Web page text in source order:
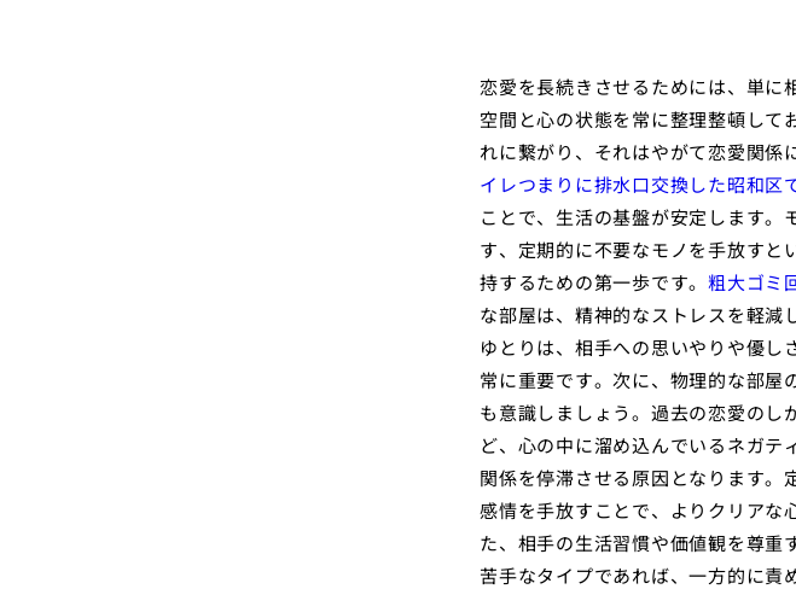
恋愛を長続きさせるためには、単に
空間と心の状態を常に整理整頓して
れに繋がり、それはやがて恋愛関係
イレつまりに排水口交換した昭和区
ことで、生活の基盤が安定します。
す、定期的に不要なモノを手放すと
持するための第一歩です。 粗大ゴミ
な部屋は、精神的なストレスを軽減
ゆとりは、相手への思いやりや優
常に重要です。次に、物理的な部屋
も意識しましょう。過去の恋愛のし
ど、心の中に溜め込んでいるネガテ
関係を停滞させる原因となります。
感情を手放すことで、よりクリアな
た、相手の生活習慣や価値観を尊重
苦手なタイプであれば、一方的に責